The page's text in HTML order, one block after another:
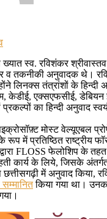
ख्यात स्व. रविशंकर श्रीवास्तव
व तकनीकी अनुवादक थे।
लिनक्स तंत्रांशों के हिन्दी
केडीई, एक्सएफसीई,
का हिन्दी अनुवाद
मोस्ट वेल्यूएबल
रूप में प्रतिष्ठित राष्ट्रीय
FLOSS फेलोशिप के
कार्य के लिये, जिसके
में अनुवाद किया,
सम्मानितकिया गया था।